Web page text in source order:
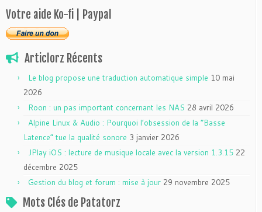
Votre aide Ko-fi | Paypal
Articlorz Récents
Le blog propose une traduction automatique simple 10 mai
2026
Roon : un pas important concernant les NAS 28 avril 2026
Alpine Linux & Audio : Pourquoi l’obsession de la “Basse
Latence” tue la qualité sonore 3 janvier 2026
JPlay iOS : lecture de musique locale avec la version 1.3.15 22
décembre 2025
Gestion du blog et forum : mise à jour 29 novembre 2025
Mots Clés de Patatorz